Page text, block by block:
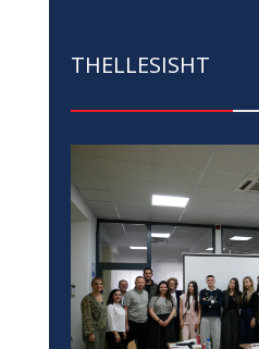
THELLESISHT